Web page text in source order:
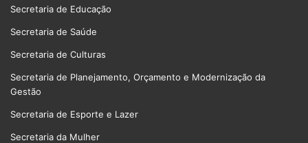
Secretaria de Educação
Secretaria de Saúde
Secretaria de Culturas
Secretaria de Planejamento, Orçamento e Modernização da
Gestão
Secretaria de Esporte e Lazer
Secretaria da Mulher